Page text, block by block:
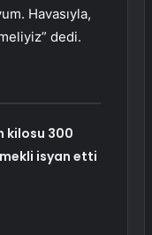
Havasıyla,
dedi.
kilosu 300
isyan etti